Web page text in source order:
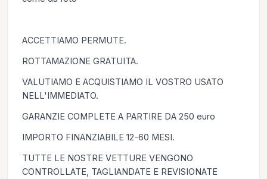
ACCETTIAMO PERMUTE.
ROTTAMAZIONE GRATUITA.
VALUTIAMO E ACQUISTIAMO IL VOSTRO USATO
NELL'IMMEDIATO.
GARANZIE COMPLETE A PARTIRE DA 250 euro
IMPORTO FINANZIABILE 12-60 MESI.
TUTTE LE NOSTRE VETTURE VENGONO
CONTROLLATE, TAGLIANDATE E REVISIONATE